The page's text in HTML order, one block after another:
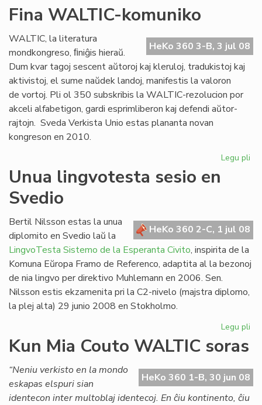
Fina WALTIC-komuniko
HeKo 360 3-B, 3 jul 08
WALTIC, la literatura
mondkongreso, ﬁniĝis hieraŭ.
Dum kvar tagoj sescent aŭtoroj kaj kleruloj, tradukistoj kaj
aktivistoj, el sume naŭdek landoj, manifestis la valoron
de vortoj. Pli ol 350 subskribis la WALTIC-rezolucion por
akceli alfabetigon, gardi esprimliberon kaj defendi aŭtor-
rajtojn. Sveda Verkista Unio estas plananta novan
kongreson en 2010.
Legu pli
Unua lingvotesta sesio en
Svedio
HeKo 360 2-C, 1 jul 08
Bertil Nilsson estas la unua
diplomito en Svedio laŭ la
LingvoTesta Sistemo de la Esperanta Civito, inspirita de la
Komuna Eŭropa Framo de Referenco, adaptita al la bezonoj
de nia lingvo per direktivo Muhlemann en 2006. Sen.
Nilsson estis ekzamenita pri la C2-nivelo (majstra diplomo,
la plej alta) 29 junio 2008 en Stokholmo.
Legu pli
Kun Mia Couto WALTIC soras
HeKo 360 1-B, 30 jun 08
“Neniu verkisto en la mondo
eskapas elspuri sian
identecon inter multoblaj identecoj. En ĉiu kontinento, ĉiu